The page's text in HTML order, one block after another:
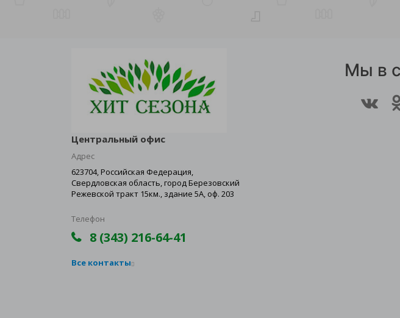
Мы в
Центральный офис
Адрес
623704, Российская Федерация,
Свердловская область, город Березовский
Режевской тракт 15км., здание 5А, оф. 203
Телефон
8 (343) 216-64-41
Все контакты